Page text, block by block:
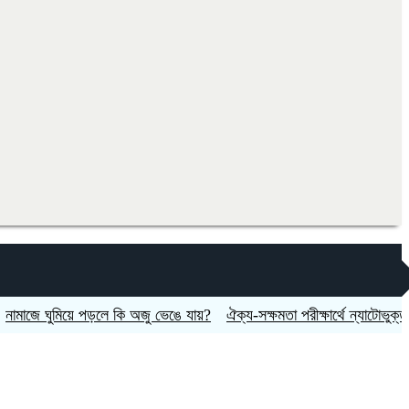
ঘুমিয়ে পড়লে কি অজু ভেঙে যায়? ঐক্য-সক্ষমতা পরীক্ষার্থে ন্যাটোভুক্ত দেশে